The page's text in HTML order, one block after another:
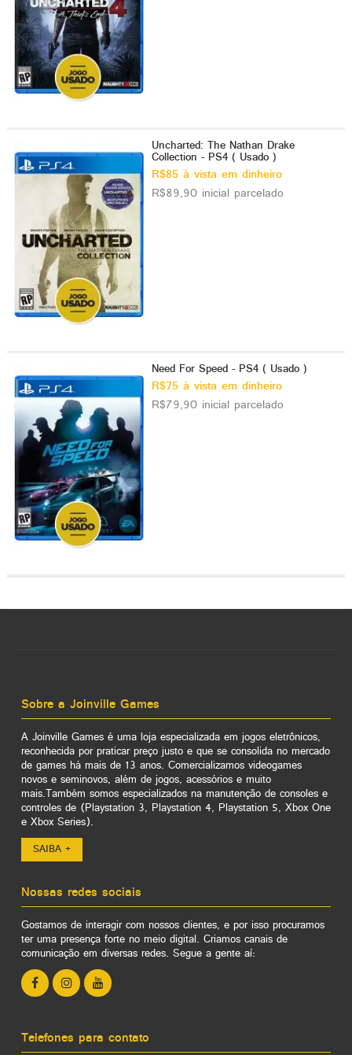
Uncharted: The Nathan Drake
Collection - PS4 ( Usado )
R$85 à vista em dinheiro
R$89,90 inicial parcelado
Need For Speed - PS4 ( Usado )
R$75 à vista em dinheiro
R$79,90 inicial parcelado
Sobre a Joinville Games
A Joinville Games é uma loja especializada em jogos eletrônicos,
reconhecida por praticar preço justo e que se consolida no mercado
de games há mais de 13 anos. Comercializamos videogames
novos e seminovos, além de jogos, acessórios e muito
mais.Também somos especializados na manutenção de consoles e
controles de (Playstation 3, Playstation 4, Playstation 5, Xbox One
e Xbox Series).
SAIBA +
Nossas redes sociais
Gostamos de interagir com nossos clientes, e por isso procuramos
ter uma presença forte no meio digital. Criamos canais de
comunicação em diversas redes. Segue a gente aí:
Telefones para contato